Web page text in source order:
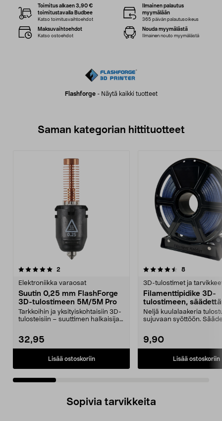
Flashforge- Näytä kaikki tuotteet
Toimitus alkaen 3,90 €
toimitustavalla Budbee
Katso toimitusvaihtoehdot
Ilmainen palautus
myymälään
365 päivän palautusoikeus
Maksuvaihtoehdot
Katso ostoehdot
Nouda myymälästä
Ilmainen nouto myymälästä
Saman kategorian hittituotteet
2
Elektroniikka varaosat
Suutin 0,25 mm FlashForge
3D-tulostimeen 5M/5M Pro
Tarkkoihin ja yksityiskohtaisiin 3D-
tulosteisiin – suuttimen halkaisija
32,95
Lisää ostoskoriin
4.5 viidestä
8arvostelut
3D-tulostimet ja
Filamenttipidike 3D-
tulostimeen,
Neljä kuulalaakeria
sujuvaan syöttöön.
9,90
Lisää ostoskoriin
5.0 viidestä
Sopivia tarvikkeita